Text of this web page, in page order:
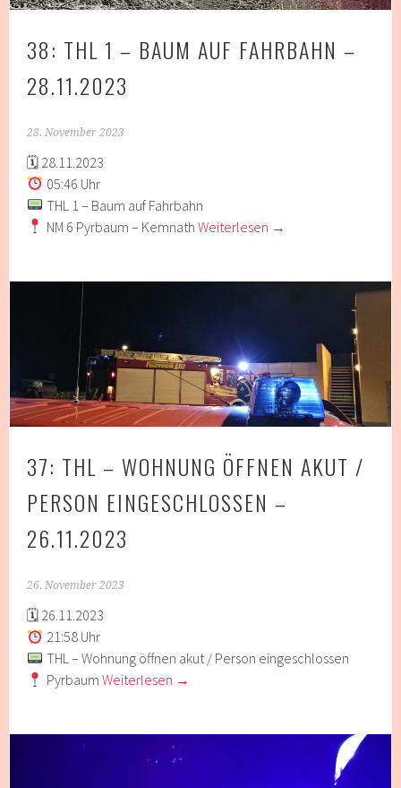
38: THL 1 – BAUM AUF FAHRBAHN –
28.11.2023
28. November 2023
🗓 28.11.2023
05:46 Uhr
THL 1 – Baum auf Fahrbahn
NM 6 Pyrbaum – Kemnath Weiterlesen →
37: THL – WOHNUNG ÖFFNEN AKUT /
PERSON EINGESCHLOSSEN –
26.11.2023
26. November 2023
🗓 26.11.2023
21:58 Uhr
THL – Wohnung öffnen akut / Person eingeschlossen
Pyrbaum Weiterlesen →